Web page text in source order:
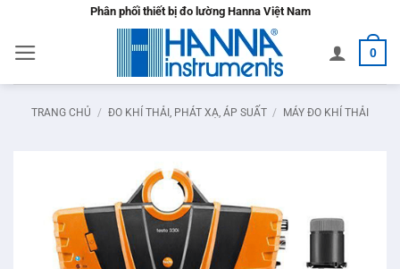
nội
dung
Phân phối thiết bị đo lường Hanna Việt Nam
0
TRANG CHỦ / ĐO KHÍ THẢI, PHÁT XẠ, ÁP SUẤT / MÁY ĐO KHÍ THẢI